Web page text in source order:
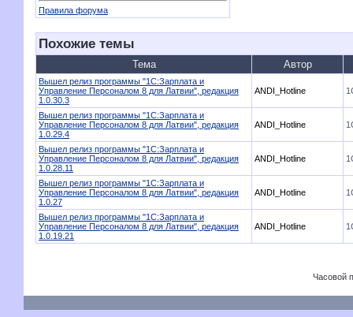
Правила форума
Похожие темы
Тема Автор
Вышел релиз программы "1С:Зарплата и
Управление Персоналом 8 для Латвии", редакция
1.0.30.3
ANDI_Hotline
Вышел релиз программы "1С:Зарплата и
Управление Персоналом 8 для Латвии", редакция
1.0.29.4
ANDI_Hotline
Вышел релиз программы "1С:Зарплата и
Управление Персоналом 8 для Латвии", редакция
1.0.28.11
ANDI_Hotline
Вышел релиз программы "1С:Зарплата и
Управление Персоналом 8 для Латвии", редакция
1.0.27
ANDI_Hotline
Вышел релиз программы "1С:Зарплата и
Управление Персоналом 8 для Латвии", редакция
1.0.19.21
ANDI_Hotline
Часовой